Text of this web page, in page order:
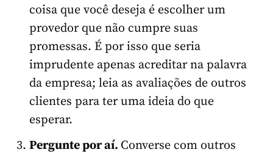
coisa que você deseja é escolher um
provedor que não cumpre suas
promessas. É por isso que seria
imprudente apenas acreditar na palavra
da empresa; leia as avaliações de outros
clientes para ter uma ideia do que
esperar.
Pergunte por aí. Converse com outros